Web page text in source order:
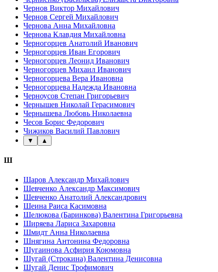
Чернов Виктор Михайлович
Чернов Сергей Михайлович
Чернова Анна Михайловна
Чернова Клавдия Михайловна
Черногорцев Анатолий Иванович
Черногорцев Иван Егорович
Черногорцев Леонид Иванович
Черногорцев Михаил Иванович
Черногорцева Вера Ивановна
Черногорцева Надежда Ивановна
Черноусов Степан Григорьевич
Чернышев Николай Герасимович
Чернышева Любовь Николаевна
Чесов Борис Федорович
Чижиков Василий Павлович
▼ ▲
Ш
Шаров Александр Михайлович
Шевченко Александр Максимович
Шевченко Анатолий Александрович
Шеина Раиса Касимовна
Шелюкова (Баринкова) Валентина Григорьевна
Ширяева Лариса Захаровна
Шмидт Анна Николаевна
Шнягина Антонина Федоровна
Шугаинова Асфирия Коюмовна
Шугай (Строкина) Валентина Денисовна
Шугай Денис Трофимович